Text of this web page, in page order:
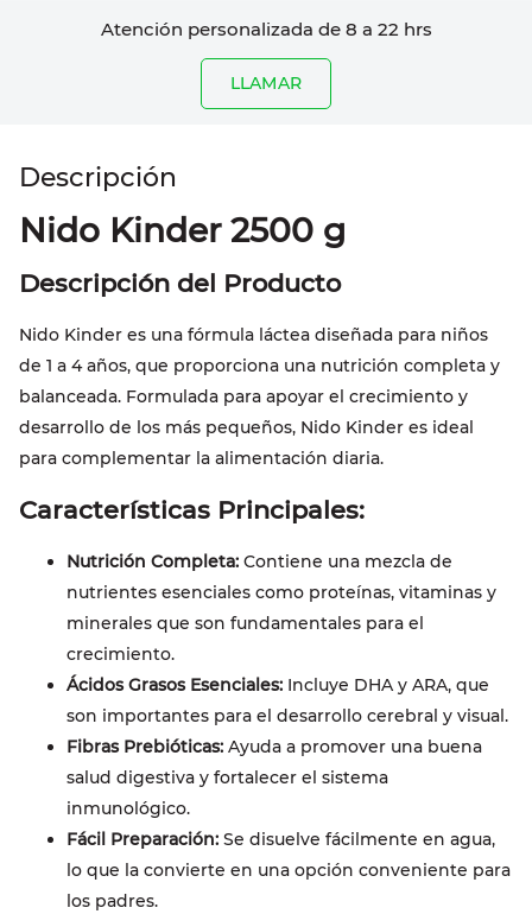
Atención personalizada de 8 a 22 hrs
LLAMAR
Nido Kinder 2500 g
Descripción del Producto
Nido Kinder es una fórmula láctea diseñada para niños
de 1 a 4 años, que proporciona una nutrición completa y
balanceada. Formulada para apoyar el crecimiento y
desarrollo de los más pequeños, Nido Kinder es ideal
para complementar la alimentación diaria.
Características Principales:
Nutrición Completa: Contiene una mezcla de
nutrientes esenciales como proteínas, vitaminas y
minerales que son fundamentales para el
crecimiento.
Ácidos Grasos Esenciales: Incluye DHA y ARA, que
son importantes para el desarrollo cerebral y visual.
Fibras Prebióticas: Ayuda a promover una buena
salud digestiva y fortalecer el sistema
inmunológico.
Fácil Preparación: Se disuelve fácilmente en agua,
lo que la convierte en una opción conveniente para
los padres.